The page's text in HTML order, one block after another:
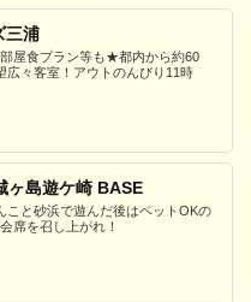
三浦
屋食プラン等も★都内から約60
広々客室！アウトのんびり11時
ヶ島遊ケ崎 BASE
こと砂浜で遊んだ後はペットOKの
席を召し上がれ！